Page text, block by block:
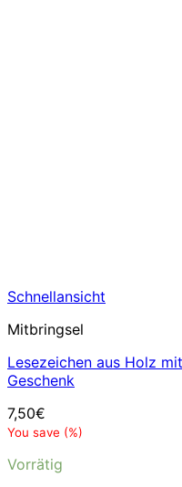
Schnellansicht
Mitbringsel
Lesezeichen aus Holz
Geschenk
7,50€
You save (%)
Vorrätig